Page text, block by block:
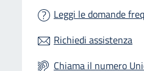
Leggi le domande
Richiedi assistenza
Chiama il numero